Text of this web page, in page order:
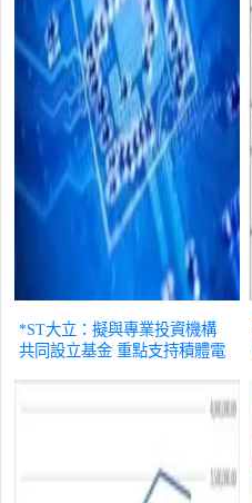
*ST大立：擬與專業投資機構
共同設立基金 重點支持積體電